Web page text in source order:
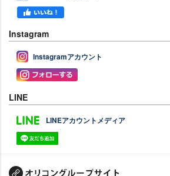
Instagram
Instagramアカウント
LINE
LINEアカウントメディア